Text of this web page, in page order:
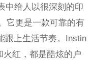
中给人以很深刻的印
它更是一款可靠的有
上生活节奏。 Instin
红，都是酷炫的户